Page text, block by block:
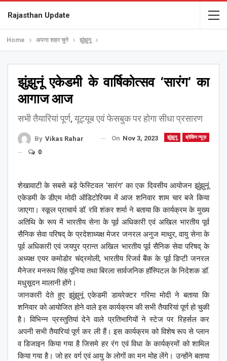
Rajasthan Update
Home अपना शहर चुने झुंझुनू
झुंझुनूं एकेडमी के वार्षिकोत्सव ‘सारंग’ का
आगाज आज
सभी तैयारियां पूर्ण, यूट्यूब एवं फेसबुक पर होगा सीधा प्रसारण
झुंझुनू ब्रेकिंग न्यूज़
By Vikas Rahar On Nov 3, 2023
0
शेखावाटी के सबसे बड़े फेस्टिवल ‘सारंग’ का एक दिवसीय आयोजन झुंझुनूं
एकेडमी के डीएम मोदी ऑडिटोरियम में आज शनिवार शाम चार बजे किया
जाएगा। स्कूल प्राचार्य डॉ. रवि शंकर शर्मा ने बताया कि कार्यक्रम के मुख्य
अतिथि के रूप में भारतीय सेना के पूर्व अधिकारी एवं अखिल भारतीय पूर्व
सैनिक सेवा परिषद् के प्रदेशाध्यक्ष मेजर जनरल अनुज माथुर, वायु सेना के
पूर्व अधिकारी एवं जयपुर प्रान्त अखिल भारतीय पूर्व सैनिक सेवा परिषद् के
अध्यक्ष एयर कमोडोर चंद्रमोली, भारतीय रिजर्व बैंक के पूर्व डिप्टी जनरल
मैनेजर मनरूप सिंह पूनिया तथा बिरला सार्वजनिक हॉस्पिटल के निदेशक डॉ.
मधुसूदन मालानी होंगे।
जानकारी देते हुए झुंझुनूं एकेडमी डायरेक्टर गरिमा मोदी ने बताया कि
शनिवार को आयोजित होने वाले इस कार्यक्रम की सभी तैयारियां पूर्ण हो चुकी
है। विभिन्न प्रस्तुतियां देने वाले प्रतिभागियों ने स्टेज पर रिहर्सल कर
अपनी सभी तैयारियां पूर्ण कर ली हैं। इस कार्यक्रम को विशेष रूप से प्लान
व डिजाइन किया गया है जिसमे हर रंग एवं विधा के कार्यक्रमों को शामिल
किया गया है। जो हर वर्ग एवं आयु के लोगों का मन मोह लेंगे। उन्होंने बताया